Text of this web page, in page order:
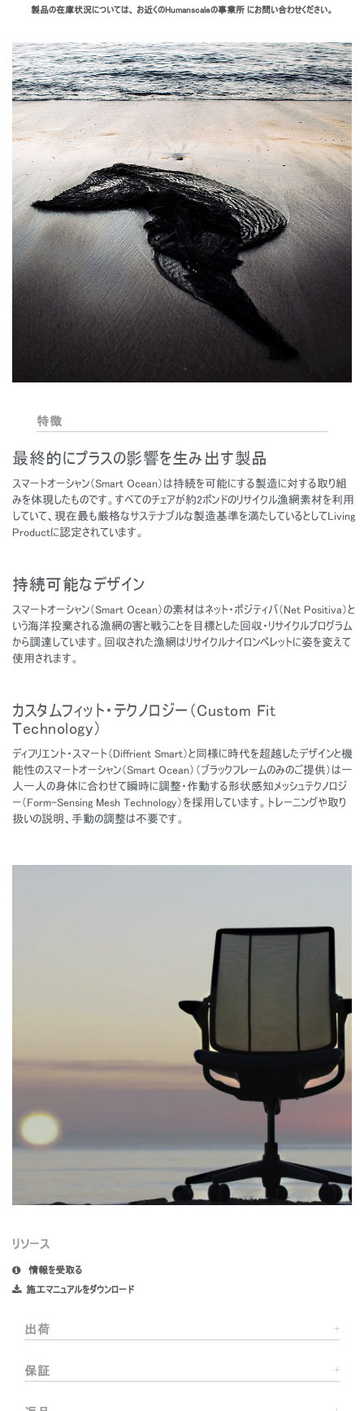
製品の在庫状況については、 お近くのHumanscaleの事業所 にお問い合わせください。
特徴
最終的にプラスの影響を生み出す製品
スマートオーシャン（Smart Ocean）は持続を可能にする製造に対する取り組
みを体現したものです。すべてのチェアが約2ポンドのリサイクル漁網素材を利用
していて、現在最も厳格なサステナブルな製造基準を満たしているとしてLiving
Productに認定されています。
持続可能なデザイン
スマートオーシャン（Smart Ocean）の素材はネット・ポジティバ（Net Positiva）と
いう海洋投棄される漁網の害と戦うことを目標とした回収・リサイクルプログラム
から調達しています。回収された漁網はリサイクルナイロンペレットに姿を変えて
使用されます。
カスタムフィット・テクノロジー（Custom Fit
Technology）
ディフリエント・スマート（Diffrient Smart）と同様に時代を超越したデザインと機
能性のスマートオーシャン（Smart Ocean）（ブラックフレームのみのご提供）は一
人一人の身体に合わせて瞬時に調整・作動する形状感知メッシュテクノロジ
ー（Form-Sensing Mesh Technology）を採用しています。トレーニングや取り
扱いの説明、手動の調整は不要です。
リソース
情報を受取る
施工マニュアルをダウンロード
出荷
保証